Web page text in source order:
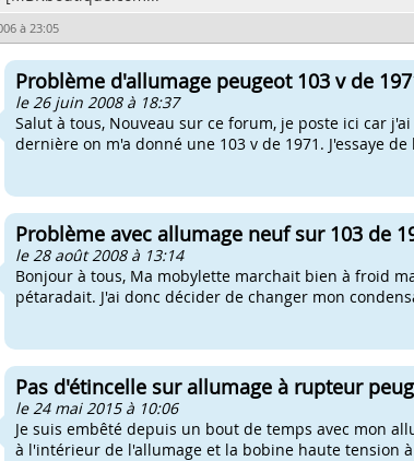
à 23:05
Problème d'allumage peugeot 103 v de
le 26 juin 2008 à 18:37
Salut à tous, Nouveau sur ce forum, je poste ici car
dernière on m'a donné une 103 v de 1971. J'essaye
Problème avec allumage neuf sur 103 de
le 28 août 2008 à 13:14
Bonjour à tous, Ma mobylette marchait bien à froid
pétaradait. J'ai donc décider de changer mon
Pas d'étincelle sur allumage à rupteur
le 24 mai 2015 à 10:06
Je suis embêté depuis un bout de temps avec mon
à l'intérieur de l'allumage et la bobine haute tension